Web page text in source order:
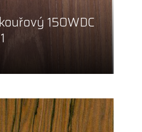
150WDC